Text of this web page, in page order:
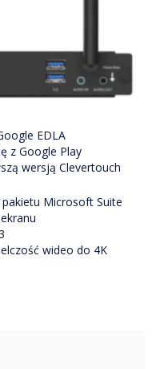
EDLA
z Google Play
wersją Clevertouch
Microsoft Suite
wideo do 4K